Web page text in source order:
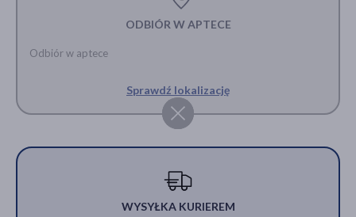
ODBIÓR W APTECE
Odbiór w aptece
Sprawdź lokalizację
WYSYŁKA KURIEREM